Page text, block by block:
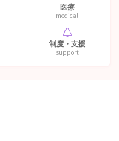
医療
medical
制度・支援
support